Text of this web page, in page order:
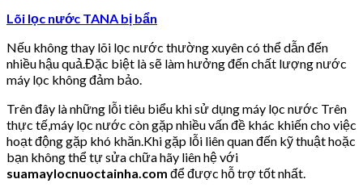
Lõi lọc nước TANA bị bẩn
Nếu không thay lõi lọc nước thường xuyên có thể dẫn đến
nhiều hậu quả.Đặc biệt là sẽ làm hưởng đến chất lượng nước
máy lọc không đảm bảo.
Trên đây là những lỗi tiêu biểu khi sử dụng máy lọc nước Trên
thực tế,máy lọc nước còn gặp nhiều vấn đề khác khiến cho việc
hoạt động gặp khó khăn.Khi gặp lỗi liên quan đến kỹ thuật hoặc
bạn không thể tự sửa chữa hãy liên hệ với
suamaylocnuoctainha.com để được hỗ trợ tốt nhất.